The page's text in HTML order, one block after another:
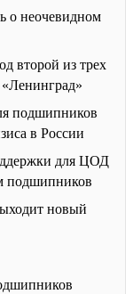
о неочевидном
второй из трех
подшипников
в России
для ЦОД
подшипников
новый